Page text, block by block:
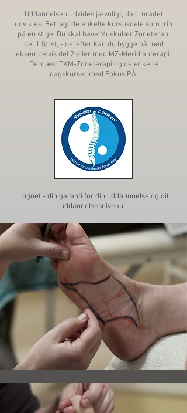
Uddannelsen udvides jævnligt, da området
udvikles. Betragt de enkelte kursusdele som trin
på en stige. Du skal have Muskulær Zoneterapi
del 1 først, - derefter kan du bygge på med
eksempelvis del 2 eller med MZ-Meridianterapi.
Dernæst TKM-Zoneterapi og de enkelte
dagskurser med Fokus PÅ.
Logoet - din garanti for din uddannnelse og dit
uddannelsesniveau.